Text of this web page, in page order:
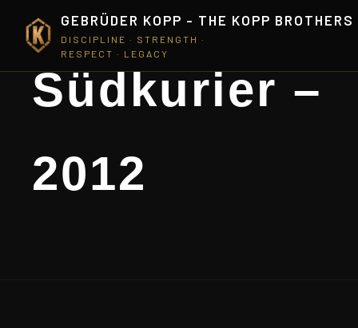
GEBRÜDER KOPP - THE KOPP BROTHERS
DISCIPLINE · STRENGTH ·
RESPECT · LEGACY
Südkurier –
2012